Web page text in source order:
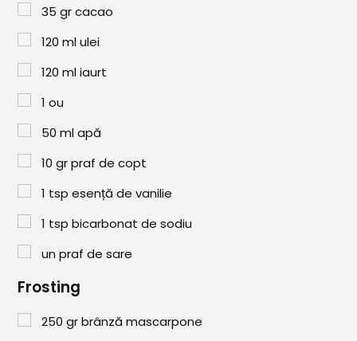
Patiserie
Aluaturi Dulci
Aluaturi Sărate
Rețete cu Carne
Rețete Vegetariene
Salate
Sandwichuri și Wraps
35 gr cacao
120 ml ulei
120 ml iaurt
1 ou
50 ml apă
10 gr praf de copt
1 tsp esență de vanilie
1 tsp bicarbonat de sodiu
un praf de sare
Frosting
250 gr brânză mascarpone